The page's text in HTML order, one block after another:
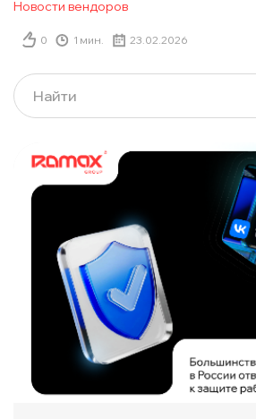
Новости вендоров
0 1 мин. 23.02.2026